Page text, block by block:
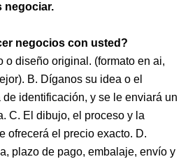
negociar.
negocios con usted?
o diseño original. (formato en ai,
B. Díganos su idea o el
identificación, y se le enviará un
C. El dibujo, el proceso y la
ofrecerá el precio exacto. D.
plazo de pago, embalaje, envío y